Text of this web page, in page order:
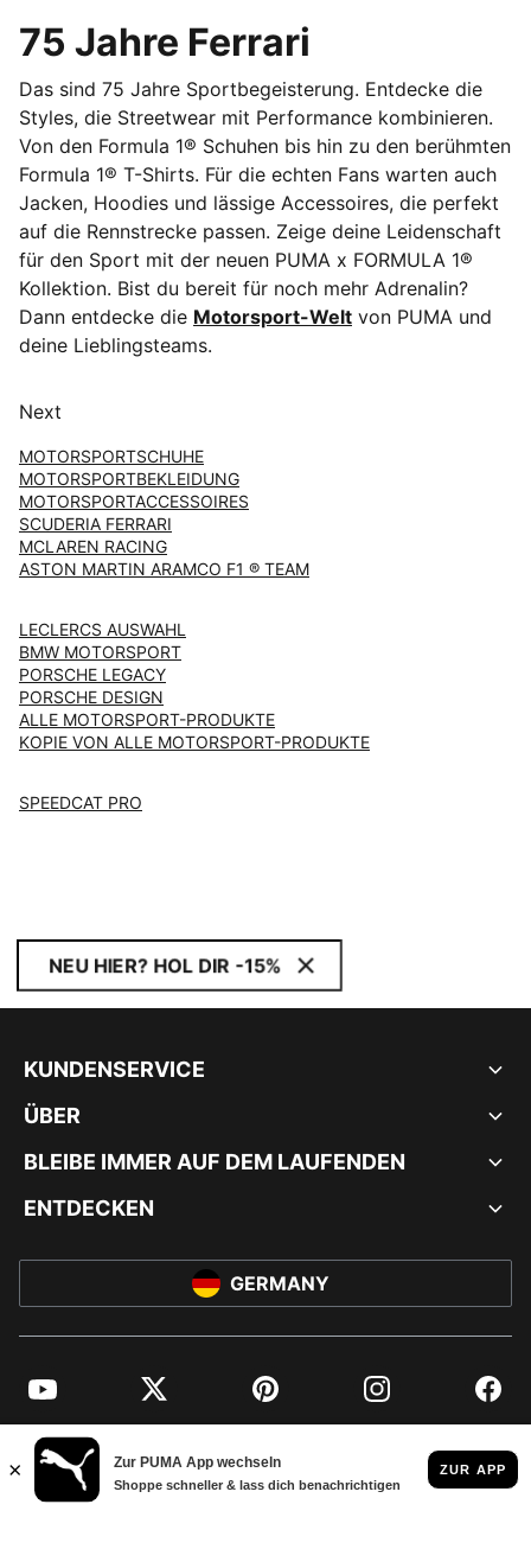
75 Jahre Ferrari
Das sind 75 Jahre Sportbegeisterung. Entdecke die
Styles, die Streetwear mit Performance kombinieren.
Von den Formula 1® Schuhen bis hin zu den berühmten
Formula 1® T-Shirts. Für die echten Fans warten auch
Jacken, Hoodies und lässige Accessoires, die perfekt
auf die Rennstrecke passen. Zeige deine Leidenschaft
für den Sport mit der neuen PUMA x FORMULA 1®
Kollektion. Bist du bereit für noch mehr Adrenalin?
Dann entdecke die Motorsport-Welt von PUMA und
deine Lieblingsteams.
Next
MOTORSPORTSCHUHE
MOTORSPORTBEKLEIDUNG
MOTORSPORTACCESSOIRES
SCUDERIA FERRARI
MCLAREN RACING
ASTON MARTIN ARAMCO F1 ® TEAM
LECLERCS AUSWAHL
BMW MOTORSPORT
PORSCHE LEGACY
PORSCHE DESIGN
ALLE MOTORSPORT-PRODUKTE
KOPIE VON ALLE MOTORSPORT-PRODUKTE
SPEEDCAT PRO
NEU HIER? HOL DIR -15%
KUNDENSERVICE
ÜBER
BLEIBE IMMER AUF DEM LAUFENDEN
ENTDECKEN
GERMANY
YouTube Twitter Pinterest Instagram
© PUMA EUROPE GMBH, 2026. ALLE RECHTE VORBEHALTEN
IMPRESSUM UND RECHTLICHE HINWEISE